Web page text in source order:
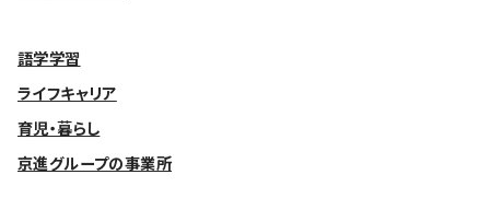
語学学習
ライフキャリア
育児・暮らし
京進グループの事業所